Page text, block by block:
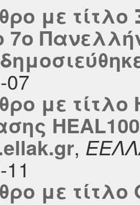
με τίτλο
7ο
07
με τίτλο
,
με τίτλο